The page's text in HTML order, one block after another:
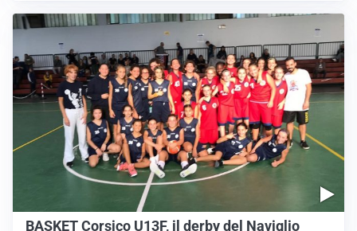
BASKET Corsico U13F, il derby del Naviglio